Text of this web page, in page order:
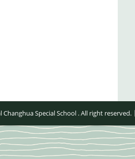
Special School . All right reserved.｜